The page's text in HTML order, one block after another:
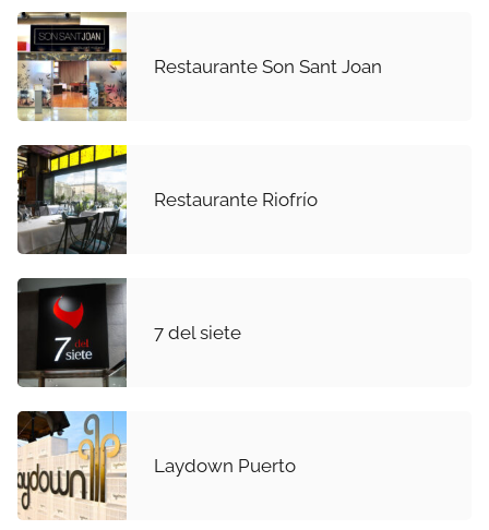
Restaurante Son Sant Joan
Restaurante Riofrío
7 del siete
Laydown Puerto